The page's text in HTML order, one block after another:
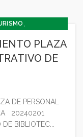
,
PLAZA
DE
DE PERSONAL
20240201
BIBLIOTEC...